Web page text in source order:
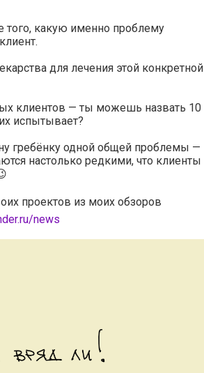
того, какую именно проблему
для лечения этой конкретной
клиентов — ты можешь назвать 10
испытывает?
гребёнку одной общей проблемы —
настолько редкими, что клиенты
проектов из моих обзоров
news